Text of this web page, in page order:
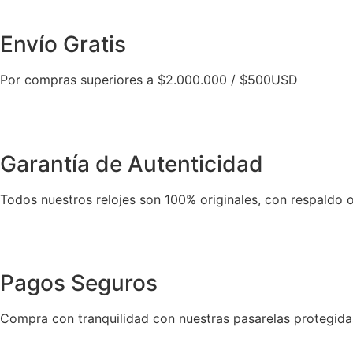
Envío Gratis
Por compras superiores a $2.000.000 / $500USD
Garantía de Autenticidad
Todos nuestros relojes son 100% originales, con respaldo
Pagos Seguros
Compra con tranquilidad con nuestras pasarelas